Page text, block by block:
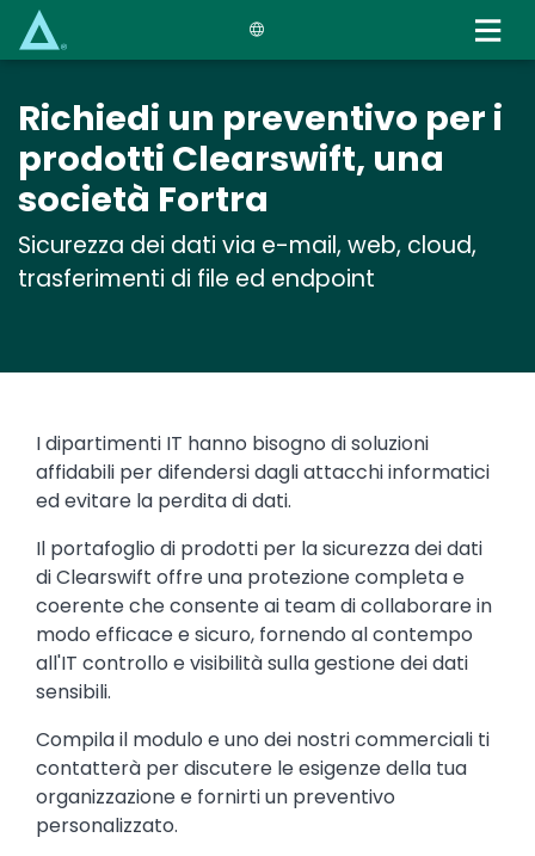
Richiedi un preventivo per i
prodotti Clearswift, una
società Fortra
Sicurezza dei dati via e-mail, web, cloud,
trasferimenti di file ed endpoint
I dipartimenti IT hanno bisogno di soluzioni
affidabili per difendersi dagli attacchi informatici
ed evitare la perdita di dati.
Il portafoglio di prodotti per la sicurezza dei dati
di Clearswift offre una protezione completa e
coerente che consente ai team di collaborare in
modo efficace e sicuro, fornendo al contempo
all'IT controllo e visibilità sulla gestione dei dati
sensibili.
Compila il modulo e uno dei nostri commerciali ti
contatterà per discutere le esigenze della tua
organizzazione e fornirti un preventivo
personalizzato.